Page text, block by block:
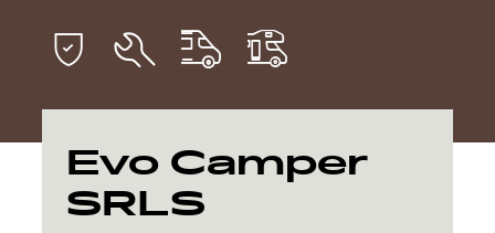
Trovate il vostro
Ricerca concessionari
Scoprire
Evo Camper
SRLS